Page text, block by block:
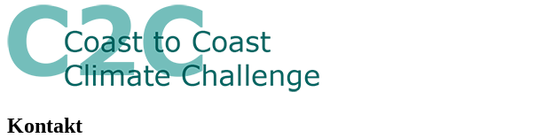
Nyttige links
Kontakt